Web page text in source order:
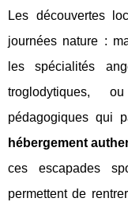
Les découvertes
journées nature :
les spécialités
troglodytiques,
pédagogiques qui
hébergement
ces escapades
permettent de